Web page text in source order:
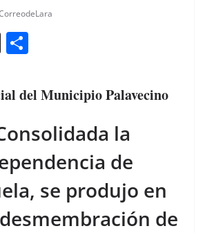
T
re
a
d
s
m
p
ar
tir
del Municipio Palavecino
la
de
se produjo en
de